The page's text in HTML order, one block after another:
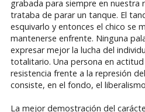
grabada para siempre en nuestra
trataba de parar un tanque. El
esquivarlo y entonces el chico se
mantenerse enfrente. Ninguna
expresar mejor la lucha del
totalitario. Una persona en
resistencia frente a la represión
consiste, en el fondo, el
La mejor demostración del